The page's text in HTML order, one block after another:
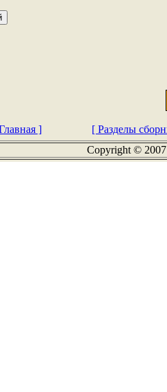
]
[ Разделы
Copyright ©